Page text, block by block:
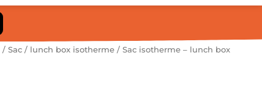
/ Sac / lunch box isotherme/ Sac isotherme – lunch box